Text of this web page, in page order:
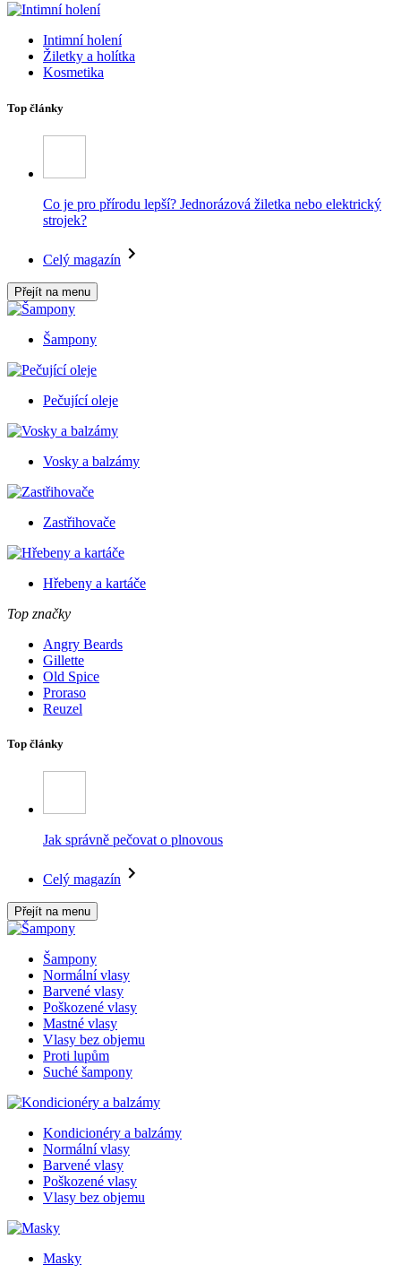
Intimní holení
Žiletky a holítka
Kosmetika
Top články
Co je pro přírodu lepší? Jednorázová žiletka nebo elektrický
strojek?
Celý magazín
Přejít na menu
Šampony
Pečující oleje
Vosky a balzámy
Zastřihovače
Hřebeny a kartáče
Top značky
Angry Beards
Gillette
Old Spice
Proraso
Reuzel
Top články
Jak správně pečovat o plnovous
Celý magazín
Přejít na menu
Šampony
Normální vlasy
Barvené vlasy
Poškozené vlasy
Mastné vlasy
Vlasy bez objemu
Proti lupům
Suché šampony
Kondicionéry a balzámy
Normální vlasy
Barvené vlasy
Poškozené vlasy
Vlasy bez objemu
Masky